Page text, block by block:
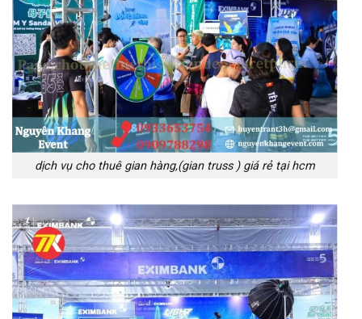
dịch vụ cho thuê gian hàng,(gian truss ) giá rẻ tại hcm